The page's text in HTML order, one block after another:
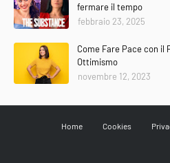
fermare il tempo
febbraio 23, 2025
Come Fare Pace con il
Ottimismo
novembre 12, 2023
Home Cookies